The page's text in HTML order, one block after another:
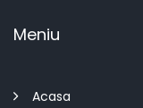
Meniu
Acasa